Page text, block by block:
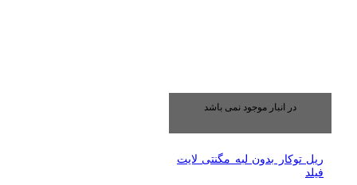
در انبار موجود نمی باشد
ریل توکار بدون لبه مگنتی لایت
فیلد